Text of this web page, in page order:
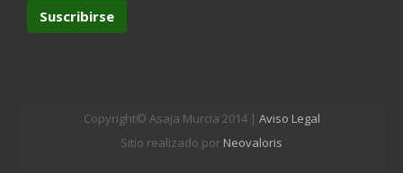
Copyright© Asaja Murcia 2014 | Aviso Legal
Sitio realizado por Neovaloris